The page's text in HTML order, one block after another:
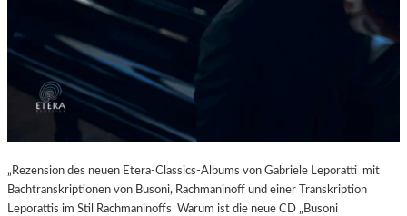
„Rezension des neuen Etera-Classics-Albums von Gabriele Leporatti mit
Bachtranskriptionen von Busoni, Rachmaninoff und einer Transkription
Leporattis im Stil Rachmaninoffs Warum ist die neue CD „Busoni